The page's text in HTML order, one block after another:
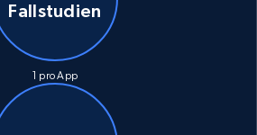
Fallstudien
1 pro App